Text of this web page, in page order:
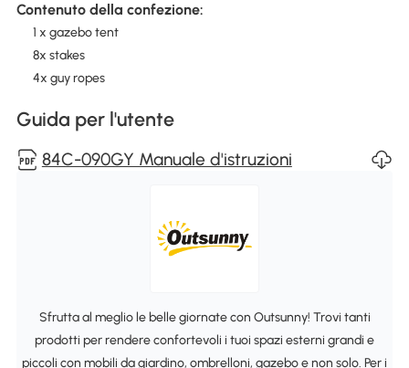
Contenuto della confezione:
1 x gazebo tent
8x stakes
4x guy ropes
Guida per l'utente
84C-090GY Manuale d'istruzioni
Sfrutta al meglio le belle giornate con Outsunny! Trovi tanti
prodotti per rendere confortevoli i tuoi spazi esterni grandi e
piccoli con mobili da giardino, ombrelloni, gazebo e non solo. Per i